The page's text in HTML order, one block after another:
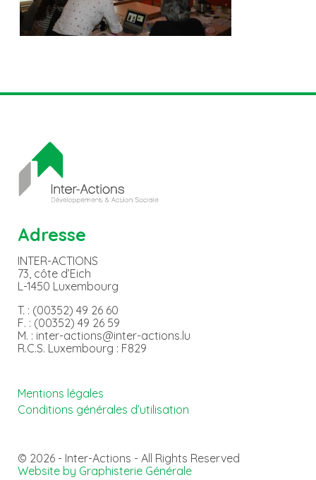
Adresse
INTER-ACTIONS
73, côte d’Eich
L-1450 Luxembourg
T. : (00352) 49 26 60
F. : (00352) 49 26 59
M. : inter-actions@inter-actions.lu
R.C.S. Luxembourg : F829
Mentions légales
Conditions générales d’utilisation
© 2026 - Inter-Actions - All Rights Reserved
Website by Graphisterie Générale